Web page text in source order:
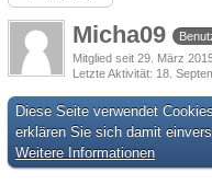
Micha09
Mitglied seit 29. März
Letzte Aktivität 18.
Diese Seite verwendet
erklären Sie sich damit
Weitere Informationen